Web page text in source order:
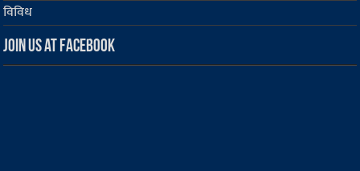
विविध
Join us at Facebook